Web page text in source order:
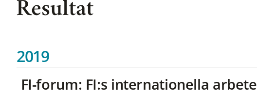
Resultat
2019
FI-forum: FI:s internationella arbete